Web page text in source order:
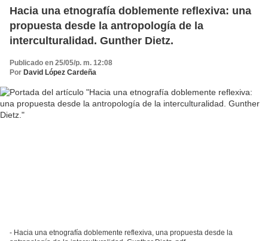
Hacia una etnografía doblemente reflexiva: una
propuesta desde la antropología de la
interculturalidad. Gunther Dietz.
Publicado en 25/05/p. m. 12:08
Por David López Cardeña
- Hacia una etnografía doblemente reflexiva, una propuesta desde la